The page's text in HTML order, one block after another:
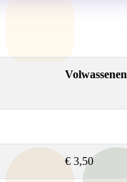
Volwassenen
€ 3,50